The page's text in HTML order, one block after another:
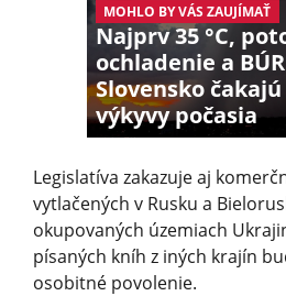
MOHLO BY VÁS ZAUJÍMAŤ
Najprv 35 °C,
ochladenie a
Slovensko
výkyvy počasia
Legislatíva zakazuje aj
vytlačených v Rusku a
okupovaných územiach
písaných kníh z iných krajín
osobitné povolenie.